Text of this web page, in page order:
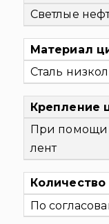
Светлые
Материал
Сталь
Крепление
При помощи
лент
По